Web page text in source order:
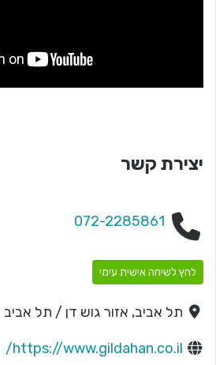
יצירת קשר
072-2285861
לחץ לשיחה אישית עימי
תל אביב, אזור גוש דן / תל אביב
https://www.gildahan.co.il/